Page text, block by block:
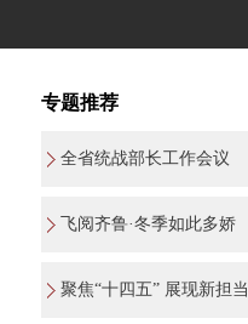
专题推荐
全省统战部长工作会议
飞阅齐鲁·冬季如此多娇
聚焦“十四五” 展现新担当